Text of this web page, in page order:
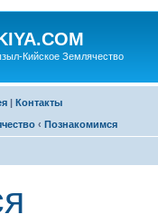
Кийское Землячество
| Контакты
‹ Познакомимся